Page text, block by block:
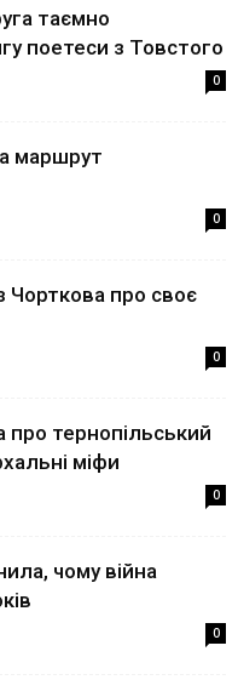
таємно
поетеси з Товстого
0
маршрут
0
Чорткова про своє
0
про тернопільський
міфи
0
чому війна
0